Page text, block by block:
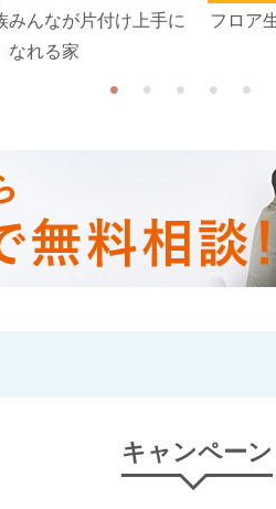
みんなが片付け上手に
なれる家
フロア
キャンペーン